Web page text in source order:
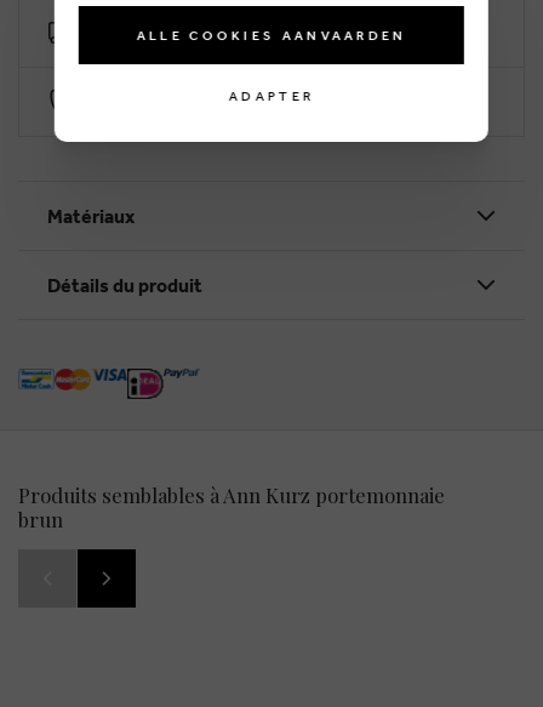
Livraison gratuite dès €50 (2-4 jours ouvrables)
Paiement sécurisé par Worldline
Matériaux
Détails du produit
Produits semblables à Ann Kurz portemonnaie
brun
ALLE COOKIES AANVAARDEN
ADAPTER